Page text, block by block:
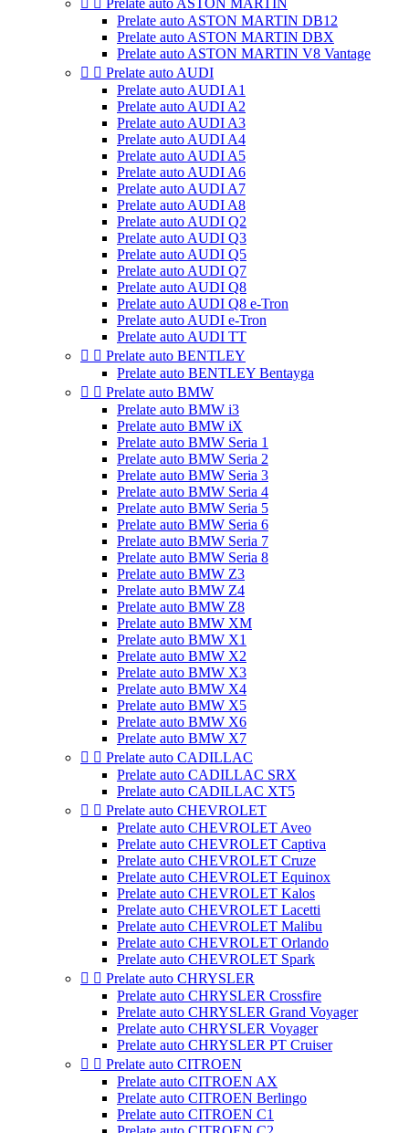
  Prelate auto ASTON MARTIN
Prelate auto ASTON MARTIN DB12
Prelate auto ASTON MARTIN DBX
Prelate auto ASTON MARTIN V8 Vantage
  Prelate auto AUDI
Prelate auto AUDI A1
Prelate auto AUDI A2
Prelate auto AUDI A3
Prelate auto AUDI A4
Prelate auto AUDI A5
Prelate auto AUDI A6
Prelate auto AUDI A7
Prelate auto AUDI A8
Prelate auto AUDI Q2
Prelate auto AUDI Q3
Prelate auto AUDI Q5
Prelate auto AUDI Q7
Prelate auto AUDI Q8
Prelate auto AUDI Q8 e-Tron
Prelate auto AUDI e-Tron
Prelate auto AUDI TT
  Prelate auto BENTLEY
Prelate auto BENTLEY Bentayga
  Prelate auto BMW
Prelate auto BMW i3
Prelate auto BMW iX
Prelate auto BMW Seria 1
Prelate auto BMW Seria 2
Prelate auto BMW Seria 3
Prelate auto BMW Seria 4
Prelate auto BMW Seria 5
Prelate auto BMW Seria 6
Prelate auto BMW Seria 7
Prelate auto BMW Seria 8
Prelate auto BMW Z3
Prelate auto BMW Z4
Prelate auto BMW Z8
Prelate auto BMW XM
Prelate auto BMW X1
Prelate auto BMW X2
Prelate auto BMW X3
Prelate auto BMW X4
Prelate auto BMW X5
Prelate auto BMW X6
Prelate auto BMW X7
  Prelate auto CADILLAC
Prelate auto CADILLAC SRX
Prelate auto CADILLAC XT5
  Prelate auto CHEVROLET
Prelate auto CHEVROLET Aveo
Prelate auto CHEVROLET Captiva
Prelate auto CHEVROLET Cruze
Prelate auto CHEVROLET Equinox
Prelate auto CHEVROLET Kalos
Prelate auto CHEVROLET Lacetti
Prelate auto CHEVROLET Malibu
Prelate auto CHEVROLET Orlando
Prelate auto CHEVROLET Spark
  Prelate auto CHRYSLER
Prelate auto CHRYSLER Crossfire
Prelate auto CHRYSLER Grand Voyager
Prelate auto CHRYSLER Voyager
Prelate auto CHRYSLER PT Cruiser
  Prelate auto CITROEN
Prelate auto CITROEN AX
Prelate auto CITROEN Berlingo
Prelate auto CITROEN C1